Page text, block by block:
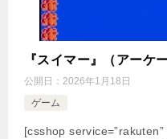
『スイマー』（アーケ
公開日： 2026年1月18日
ゲーム
[csshop